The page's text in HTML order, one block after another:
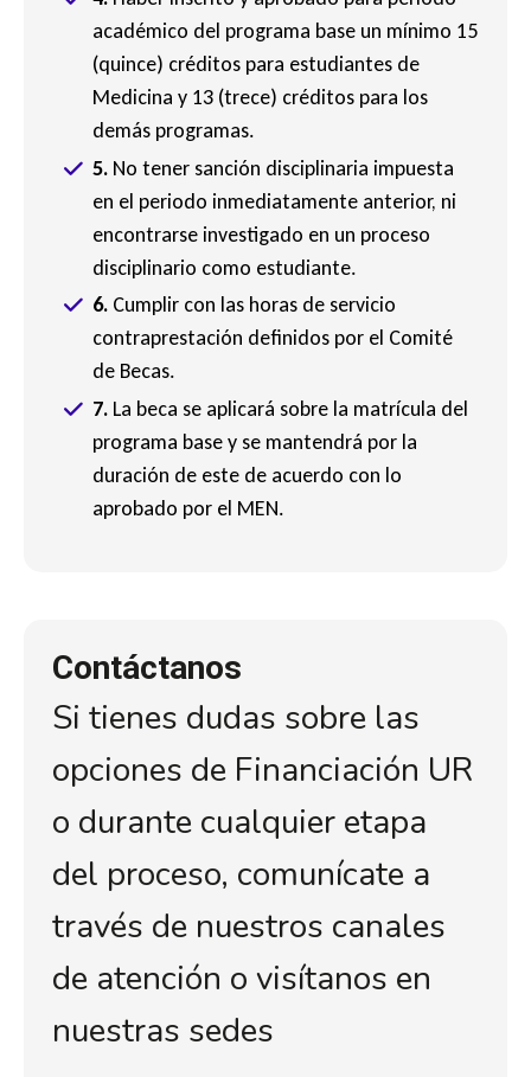
académico del programa base un mínimo 15
(quince) créditos para estudiantes de
Medicina y 13 (trece) créditos para los
demás programas.
5. No tener sanción disciplinaria impuesta
en el periodo inmediatamente anterior, ni
encontrarse investigado en un proceso
disciplinario como estudiante.
6. Cumplir con las horas de servicio
contraprestación definidos por el Comité
de Becas.
7. La beca se aplicará sobre la matrícula del
programa base y se mantendrá por la
duración de este de acuerdo con lo
aprobado por el MEN.
Contáctanos
Si tienes dudas sobre las
opciones de Financiación UR
o durante cualquier etapa
del proceso, comunícate a
través de nuestros canales
de atención o visítanos en
nuestras sedes